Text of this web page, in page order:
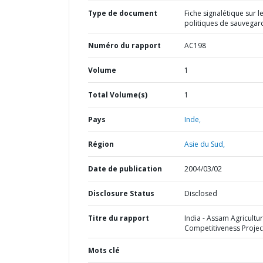
Type de document
Fiche signalétique sur
politiques de
Numéro du rapport AC198
Volume 1
Total Volume(s) 1
Pays Inde,
Région Asie du Sud,
Date de publication 2004/03/02
Disclosure Status Disclosed
Titre du rapport
India - Assam
Competitiveness
Mots clé